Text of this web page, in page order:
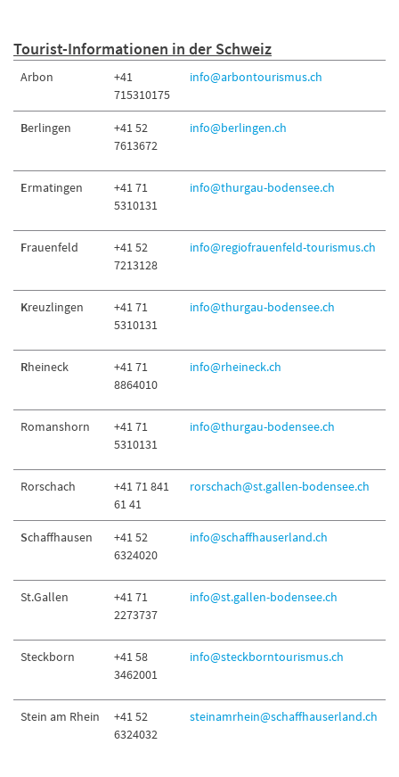
Tourist-Informationen in der Schweiz
Arbon
+41
715310175
info@arbontourismus.ch
Berlingen
+41 52
7613672
info@berlingen.ch
Ermatingen
+41 71
5310131
info@thurgau-bodensee.ch
Frauenfeld
+41 52
7213128
info@regiofrauenfeld-tourismus.ch
Kreuzlingen
+41 71
5310131
info@thurgau-bodensee.ch
Rheineck
+41 71
8864010
info@rheineck.ch
Romanshorn
+41 71
5310131
info@thurgau-bodensee.ch
Rorschach
+41 71 841
61 41
rorschach@st.gallen-bodensee.ch
Schaffhausen
+41 52
6324020
info@schaffhauserland.ch
St.Gallen
+41 71
2273737
info@st.gallen-bodensee.ch
Steckborn
+41 58
3462001
info@steckborntourismus.ch
Stein am Rhein
+41 52
6324032
steinamrhein@schaffhauserland.ch